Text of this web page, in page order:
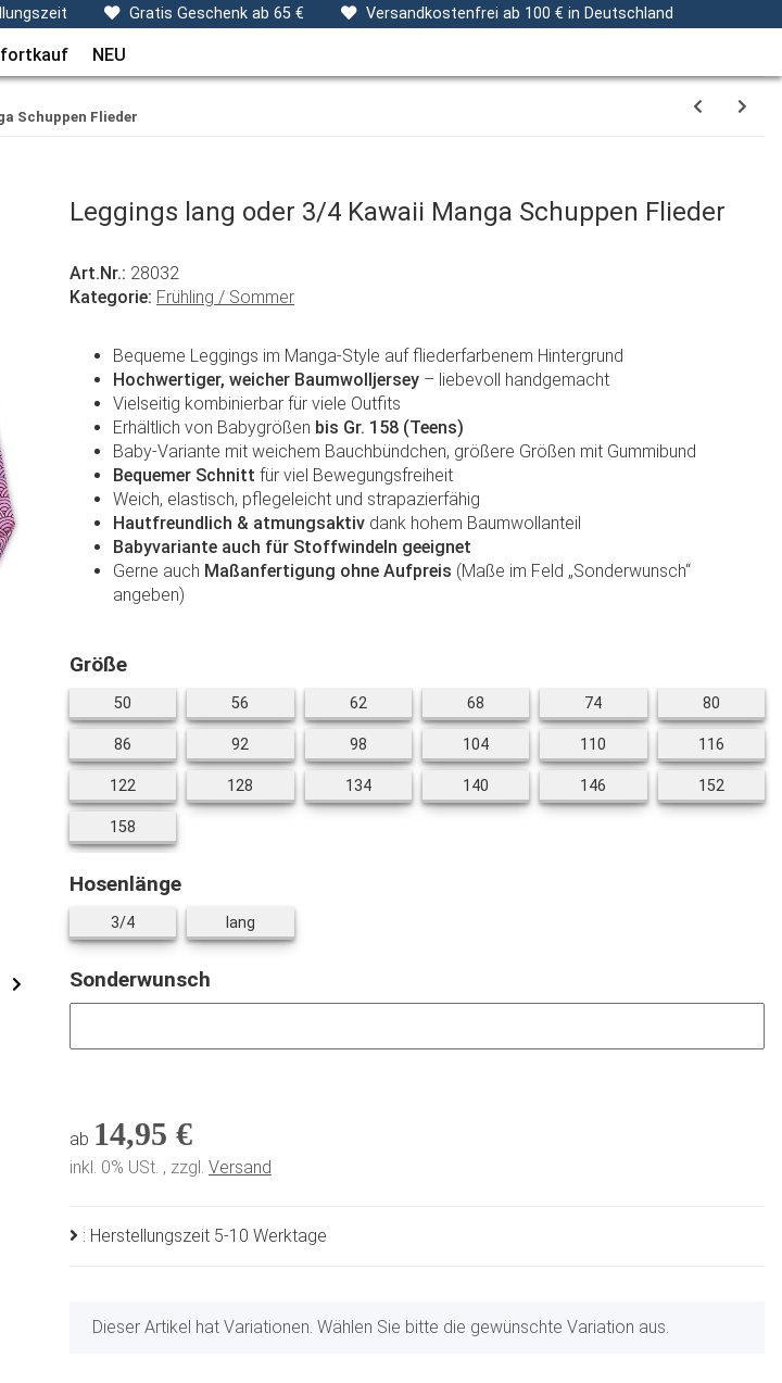
Gratis Geschenk ab 65 € Versandkostenfrei ab 100 € in Deutschland
Sets Frühchenkleidung Stoffe Gutscheine Verpackungsservice
NEU
Schuppen Flieder
Leggings lang oder 3/4 Kawaii Manga Schuppen Flieder
Art.Nr.: 28032
Kategorie: Frühling / Sommer
Bequeme Leggings im Manga-Style auf fliederfarbenem Hintergrund
Hochwertiger, weicher Baumwolljersey – liebevoll handgemacht
Vielseitig kombinierbar für viele Outfits
Erhältlich von Babygrößen bis Gr. 158 (Teens)
Baby-Variante mit weichem Bauchbündchen, größere Größen mit Gummibund
Bequemer Schnitt für viel Bewegungsfreiheit
Weich, elastisch, pflegeleicht und strapazierfähig
Hautfreundlich & atmungsaktiv dank hohem Baumwollanteil
Babyvariante auch für Stoffwindeln geeignet
Gerne auch Maßanfertigung ohne Aufpreis (Maße im Feld „Sonderwunsch“
angeben)
Größe
50 56 6262 68 7474 8080
86 92 9898 104104 110 116116
122 128 134134 140 146 152152
158
Hosenlänge
3/43/4 langlang
Sonderwunsch
ab 14,95 €
inkl. 0% USt. , zzgl. Versand
: Herstellungszeit 5-10 Werktage
x
Dieser Artikel hat Variationen. Wählen Sie bitte die gewünschte Variation aus.